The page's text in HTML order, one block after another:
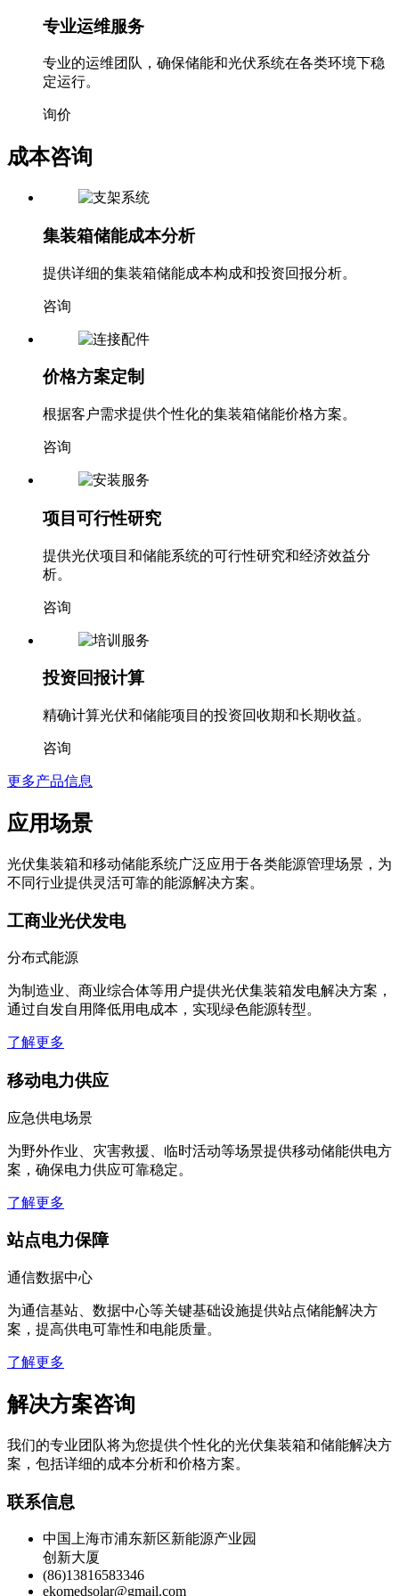
专业运维服务
专业的运维团队，确保储能和光伏系统在各类环境下稳
定运行。
询价
成本咨询
集装箱储能成本分析
提供详细的集装箱储能成本构成和投资回报分析。
咨询
价格方案定制
根据客户需求提供个性化的集装箱储能价格方案。
咨询
项目可行性研究
提供光伏项目和储能系统的可行性研究和经济效益分
析。
咨询
投资回报计算
精确计算光伏和储能项目的投资回收期和长期收益。
咨询
更多产品信息
应用场景
光伏集装箱和移动储能系统广泛应用于各类能源管理场景，为
不同行业提供灵活可靠的能源解决方案。
工商业光伏发电
分布式能源
为制造业、商业综合体等用户提供光伏集装箱发电解决方案，
通过自发自用降低用电成本，实现绿色能源转型。
了解更多
移动电力供应
应急供电场景
为野外作业、灾害救援、临时活动等场景提供移动储能供电方
案，确保电力供应可靠稳定。
了解更多
站点电力保障
通信数据中心
为通信基站、数据中心等关键基础设施提供站点储能解决方
案，提高供电可靠性和电能质量。
了解更多
解决方案咨询
我们的专业团队将为您提供个性化的光伏集装箱和储能解决方
案，包括详细的成本分析和价格方案。
联系信息
中国上海市浦东新区新能源产业园
创新大厦
(86)13816583346
ekomedsolar@gmail.com